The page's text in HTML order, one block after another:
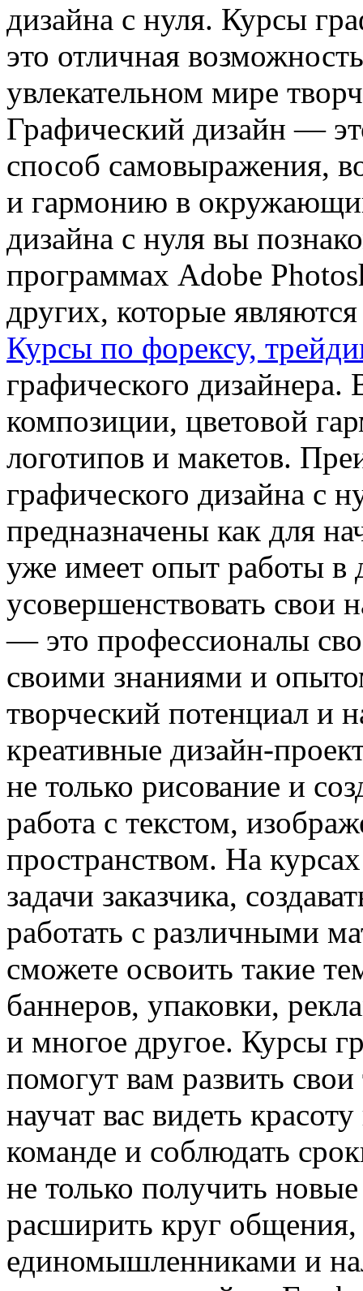
дизaйнa с нуля. Курсы
это отличная
увлекательном мире
Графический дизайн —
способ самовыражения,
и гармонию в
дизайна с нуля вы
программах Adobe
других, которые
Курсы по форексу,
графического
композиции, цветовой
логотипов и макетов.
графического дизайна с
предназначены как для
уже имеет опыт работы в
усовершенствовать свои
— это профессионалы
своими знаниями и
творческий потенциал и
креативные дизайн-
не только рисование и
работа с текстом,
пространством. На
задачи заказчика,
работать с различными
сможете освоить такие
баннеров, упаковки,
и многое другое. Курсы
помогут вам развить
научат вас видеть
команде и соблюдать
не только получить
расширить круг общения,
единомышленниками и